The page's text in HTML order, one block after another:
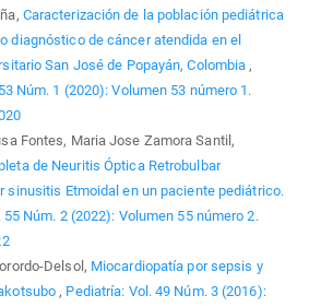
Caracterización de la población pediátrica
diagnóstico de cáncer atendida en el
San José de Popayán, Colombia,
Núm. 1 (2020): Volumen 53 número 1.
Fontes, Maria Jose Zamora Santil,
de Neuritis Óptica Retrobulbar
sinusitis Etmoidal en un paciente pediátrico.
55 Núm. 2 (2022): Volumen 55 número 2.
Delsol, Miocardiopatía por sepsis y
, Pediatría: Vol. 49 Núm. 3 (2016):